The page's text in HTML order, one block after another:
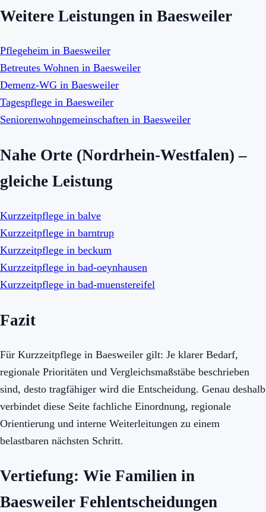
Weitere Leistungen in Baesweiler
Pflegeheim in Baesweiler
Betreutes Wohnen in Baesweiler
Demenz-WG in Baesweiler
Tagespflege in Baesweiler
Seniorenwohngemeinschaften in Baesweiler
Nahe Orte (Nordrhein-Westfalen) –
gleiche Leistung
Kurzzeitpflege in balve
Kurzzeitpflege in barntrup
Kurzzeitpflege in beckum
Kurzzeitpflege in bad-oeynhausen
Kurzzeitpflege in bad-muenstereifel
Fazit
Für Kurzzeitpflege in Baesweiler gilt: Je klarer Bedarf,
regionale Prioritäten und Vergleichsmaßstäbe beschrieben
sind, desto tragfähiger wird die Entscheidung. Genau deshalb
verbindet diese Seite fachliche Einordnung, regionale
Orientierung und interne Weiterleitungen zu einem
belastbaren nächsten Schritt.
Vertiefung: Wie Familien in
Baesweiler Fehlentscheidungen